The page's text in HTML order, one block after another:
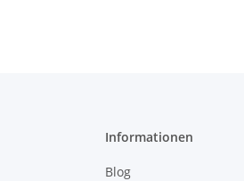
Informationen
Blog